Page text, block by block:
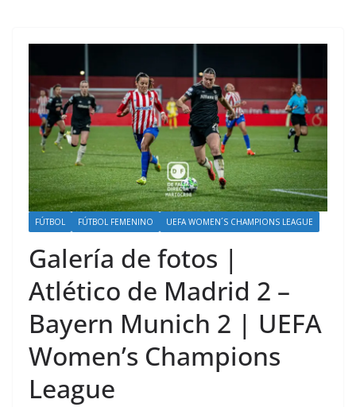
FÚTBOL FÚTBOL FEMENINO UEFA WOMEN´S CHAMPIONS LEAGUE
Galería de fotos |
Atlético de Madrid 2 –
Bayern Munich 2 | UEFA
Women’s Champions
League